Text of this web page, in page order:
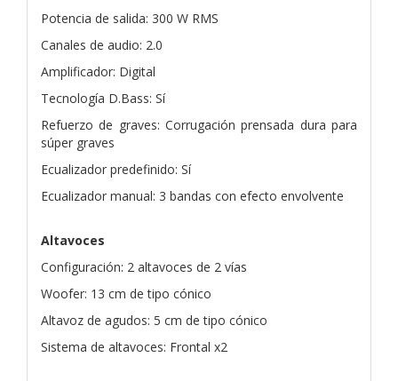
Potencia de salida: 300 W RMS
Canales de audio: 2.0
Amplificador: Digital
Tecnología D.Bass: Sí
Refuerzo de graves: Corrugación prensada dura para
súper graves
Ecualizador predefinido: Sí
Ecualizador manual: 3 bandas con efecto envolvente
Altavoces
Configuración: 2 altavoces de 2 vías
Woofer: 13 cm de tipo cónico
Altavoz de agudos: 5 cm de tipo cónico
Sistema de altavoces: Frontal x2